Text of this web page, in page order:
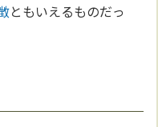
ともいえるものだっ